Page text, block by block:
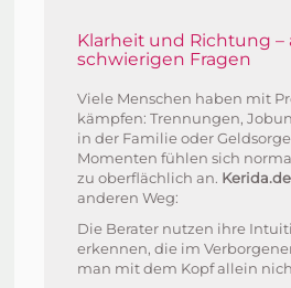
Klarheit und Richtung –
schwierigen Fragen
Viele Menschen haben mit
kämpfen: Trennungen,
in der Familie oder
Momenten fühlen sich
zu oberflächlich an. Kerida.de
anderen Weg:
Die Berater nutzen ihre
erkennen, die im
man mit dem Kopf allein